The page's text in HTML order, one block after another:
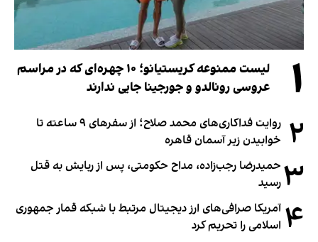
۱
لیست ممنوعه کریستیانو؛ ۱۰ چهره‌ای که در مراسم
عروسی رونالدو و جورجینا جایی ندارند
۲
روایت فداکاری‌های محمد صلاح؛ از سفرهای ۹ ساعته تا
خوابیدن زیر آسمان قاهره
۳ حمیدرضا رجب‌زاده، مداح حکومتی، پس از ربایش به قتل
رسید
۴ آمریکا صرافی‌های ارز دیجیتال مرتبط با شبکه قمار جمهوری
اسلامی را تحریم کرد